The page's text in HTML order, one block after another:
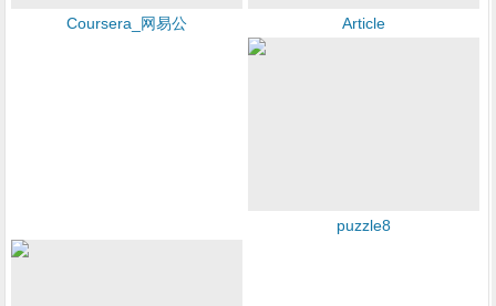
Coursera_网易公 Article
puzzle8